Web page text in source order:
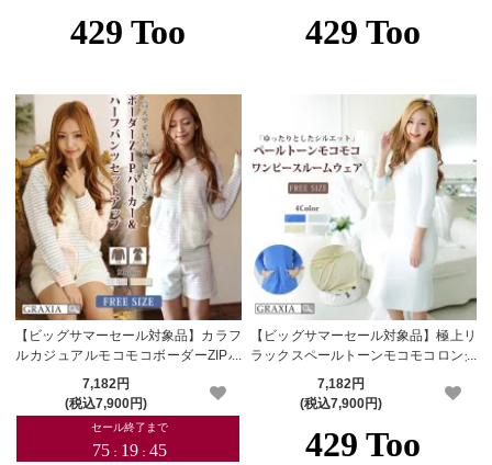
【ビッグサマーセール対象品】カラフ
ルカジュアルモコモコボーダーZIPパ
ーカー＆ハーフパンツセットアップ(R
OOMWEAR)【メーカーお取り寄せ
品】
7,182円
(税込7,900円)
【ビッグサマーセール対象品】極上リ
ラックスペールトーンモコモコロング
ワンピースルームウェア(ROOMWEA
R)【メーカーお取り寄せ品】
7,182円
(税込7,900円)